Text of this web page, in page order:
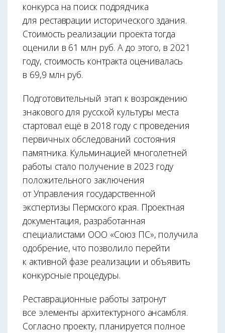
конкурса на поиск подрядчика
для реставрации исторического здания.
Стоимость реализации проекта тогда
оценили в 61 млн руб. А до этого, в 2021
году, стоимость контракта оценивалась
в 69,9 млн руб.
Подготовительный этап к возрождению
знакового для русской культуры места
стартовал ещё в 2018 году с проведения
первичных обследований состояния
памятника. Кульминацией многолетней
работы стало получение в 2023 году
положительного заключения
от Управления государственной
экспертизы Пермского края. Проектная
документация, разработанная
специалистами ООО «Союз ПС», получила
одобрение, что позволило перейти
к активной фазе реализации и объявить
конкурсные процедуры.
Реставрационные работы затронут
все элементы архитектурного ансамбля.
Согласно проекту, планируется полное